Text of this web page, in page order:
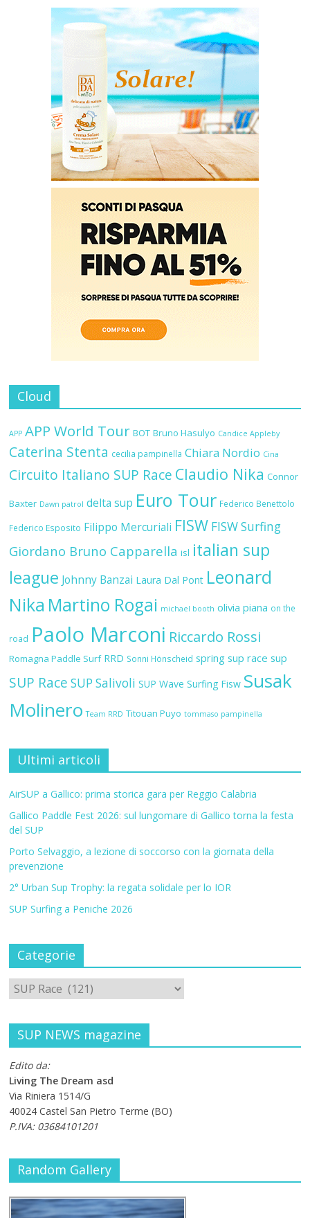
Cloud
APP APP World Tour BOT Bruno Hasulyo Candice Appleby
Caterina Stenta cecilia pampinella Chiara Nordio Cina
Circuito Italiano SUP Race Claudio Nika Connor
Baxter Dawn patrol delta sup Euro Tour Federico Benettolo
Federico Esposito Filippo Mercuriali FISW FISW Surfing
Giordano Bruno Capparella isl italian sup
league Johnny Banzai Laura Dal Pont Leonard
Nika Martino Rogai michael booth olivia piana on the
road Paolo Marconi Riccardo Rossi
Romagna Paddle Surf RRD Sonni Hönscheid spring sup race sup
SUP Race SUP Salivoli SUP Wave Surfing Fisw Susak
Molinero Team RRD Titouan Puyo tommaso pampinella
Ultimi articoli
AirSUP a Gallico: prima storica gara per Reggio Calabria
Gallico Paddle Fest 2026: sul lungomare di Gallico torna la festa
del SUP
Porto Selvaggio, a lezione di soccorso con la giornata della
prevenzione
2° Urban Sup Trophy: la regata solidale per lo IOR
SUP Surfing a Peniche 2026
Categorie
SUP NEWS magazine
Edito da:
Living The Dream asd
Via Riniera 1514/G
40024 Castel San Pietro Terme (BO)
P.IVA: 03684101201
Random Gallery